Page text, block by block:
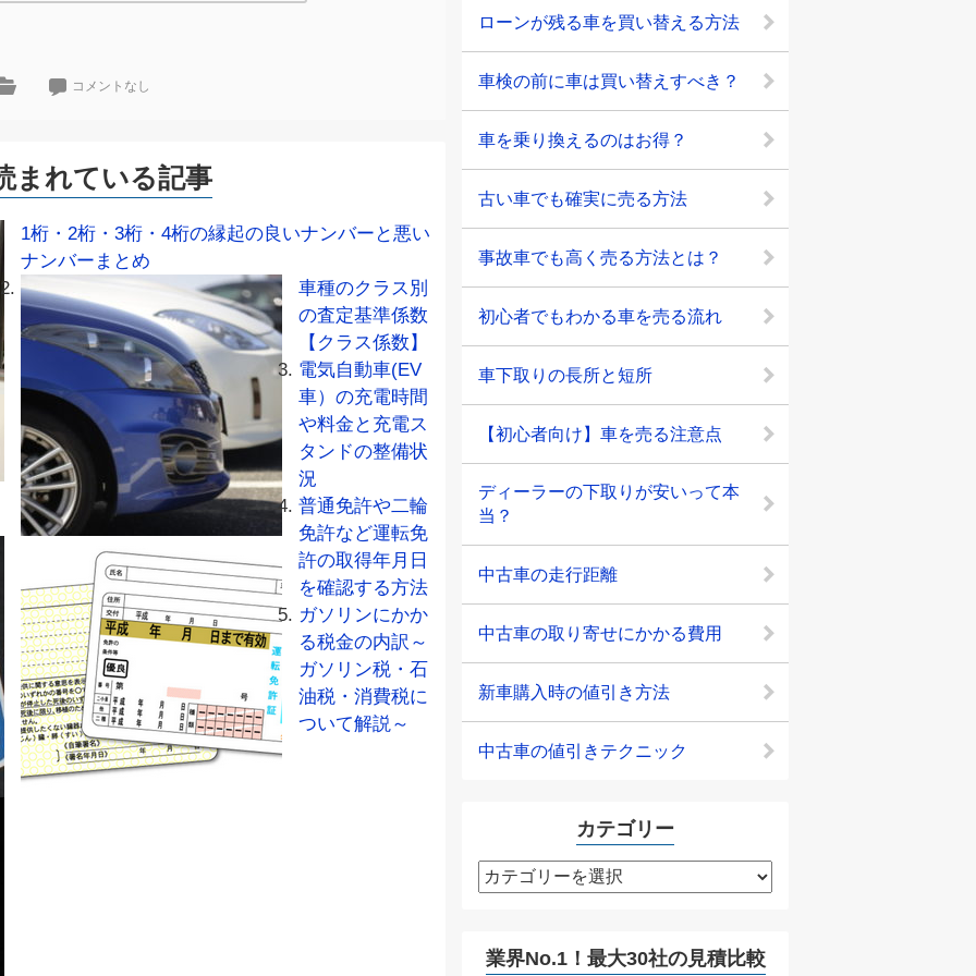
コメントなし
まれている記事
1桁・2桁・3桁・4桁の縁起の良いナンバーと悪い
ナンバーまとめ
車種のクラス別
の査定基準係数
【クラス係数】
電気自動車(EV
車）の充電時間
や料金と充電ス
タンドの整備状
況
普通免許や二輪
免許など運転免
許の取得年月日
を確認する方法
ガソリンにかか
る税金の内訳～
ガソリン税・石
油税・消費税に
ついて解説～
ローンが残る車を買い替える方法
車検の前に車は買い替えすべき？
車を乗り換えるのはお得？
古い車でも確実に売る方法
事故車でも高く売る方法とは？
初心者でもわかる車を売る流れ
車下取りの長所と短所
【初心者向け】車を売る注意点
ディーラーの下取りが安いって本
当？
中古車の走行距離
中古車の取り寄せにかかる費用
新車購入時の値引き方法
中古車の値引きテクニック
カテゴリー
カ
テ
リ
業界No.1！最大30社の見積比較